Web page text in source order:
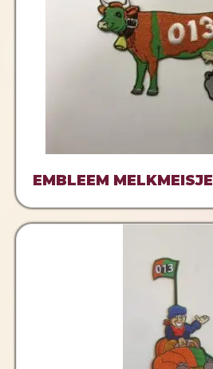
EMBLEEM MELKMEISJE